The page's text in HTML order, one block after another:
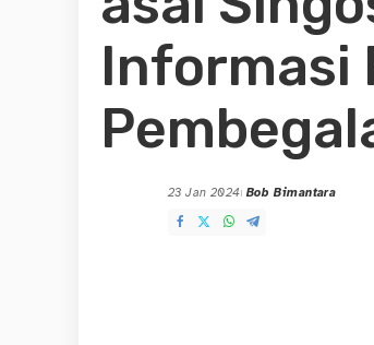
Informasi
23 Jan 2024
Posted
by
Bob Bimantara